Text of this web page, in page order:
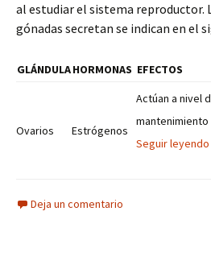
al estudiar el sistema reproductor.
gónadas secretan se indican en el
GLÁNDULAHORMONAS EFECTOS
Ovarios Estrógenos
Actúan a nivel
mantenimiento
Seguir leyendo
Deja un comentario